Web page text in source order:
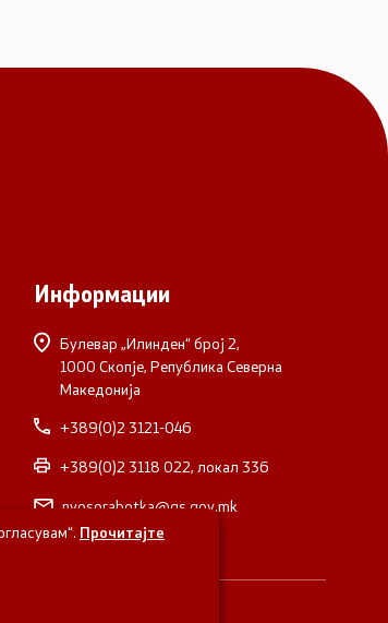
Информации
Булевар „Илинден“ број 2,
1000 Скопје, Република Северна
Македонија
+389(0)2 3121-046
+389(0)2 3118 022, локал 336
nvosorabotka@gs.gov.mk
Прочитајте